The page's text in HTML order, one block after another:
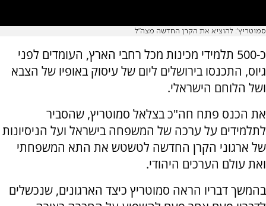
סמוטריץ': להוציא את הקרן החדשה מצה"ל
כ-500 תלמידי מכינות מכל רחבי הארץ, העומדים לפני
גיוס, התכנסו בירושלים ליום של עיסוק באופיו של הצבא
ושל הלוחם הישראלי.
את הכנס פתח חה"כ בצלאל סמוטריץ, שהסביר
לתלמידים על ערכה של המשפחה בישראל ועל הניסיונות
של ארגוני הקרן החדשה לטשטש את התא המשפחתי
ואת עולם הערכים היהודי.
בהמשך דבריו הראה סמוטריץ כיצד הארגונים, שנכשלים